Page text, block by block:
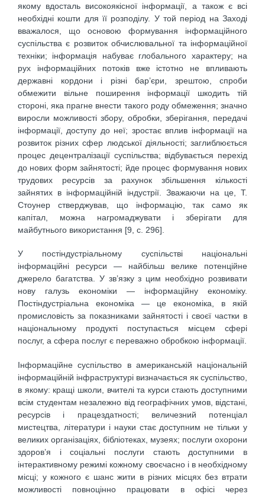
якому вдосталь високоякісної інформації, а також є всі
необхідні кошти для її розподілу. У той період на Заході
вважалося, що основою формування інформаційного
суспільства є розвиток обчислювальної та інформаційної
техніки; інформація набуває глобального характеру; на
рух інформаційних потоків вже істотно не впливають
державні кордони і різні бар’єри, зрештою, спроби
обмежити вільне поширення інформації шкодить тій
стороні, яка прагне внести такого роду обмеження; значно
виросли можливості збору, обробки, зберігання, передачі
інформації, доступу до неї; зростає вплив інформації на
розвиток різних сфер людської діяльності; заглиблюється
процес децентралізації суспільства; відбувається перехід
до нових форм зайнятості; йде процес формування нових
трудових ресурсів за рахунок збільшення кількості
зайнятих в інформаційній індустрії. Зважаючи на це, Т.
Стоунер стверджував, що інформацію, так само як
капітал, можна нагромаджувати і зберігати для
майбутнього використання [9, с. 296].
У постіндустріальному суспільстві національні
інформаційні ресурси — найбільш велике потенційне
джерело багатства. У зв’язку з цим необхідно розвивати
нову галузь економіки — інформаційну економіку.
Постіндустріальна економіка — це економіка, в якій
промисловість за показниками зайнятості і своєї частки в
національному продукті поступається місцем сфері
послуг, а сфера послуг є переважно обробкою інформації.
Інформаційне суспільство в американській національній
інформаційній інфраструктурі визначається як суспільство,
в якому: кращі школи, вчителі та курси стають доступними
всім студентам незалежно від географічних умов, відстані,
ресурсів і працездатності; величезний потенціал
мистецтва, літератури і науки стає доступним не тільки у
великих організаціях, бібліотеках, музеях; послуги охорони
здоров’я і соціальні послуги стають доступними в
інтерактивному режимі кожному своєчасно і в необхідному
місці; у кожного є шанс жити в різних місцях без втрати
можливості повноцінно працювати в офісі через